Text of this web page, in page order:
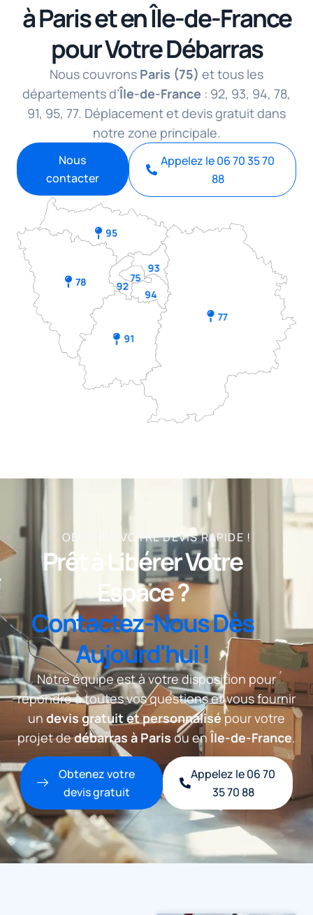
95
78
91
77
92
94
93
75
à Paris et en Île-de-France
pour Votre Débarras
Nous couvrons Paris (75) et tous les
départements d’Île-de-France : 92, 93, 94, 78,
91, 95, 77. Déplacement et devis gratuit dans
notre zone principale.
Nous
contacter
Appelez le 06 70 35 70
88
OBTENEZ VOTRE DEVIS RAPIDE !
Prêt à Libérer Votre
Espace ?
Contactez-Nous Dès
Aujourd'hui !
Notre équipe est à votre disposition pour
répondre à toutes vos questions et vous fournir
un devis gratuit et personnalisépour votre
projet dedébarras à Paris ou enÎle-de-France.
Obtenez votre
devis gratuit
Appelez le 06 70
35 70 88